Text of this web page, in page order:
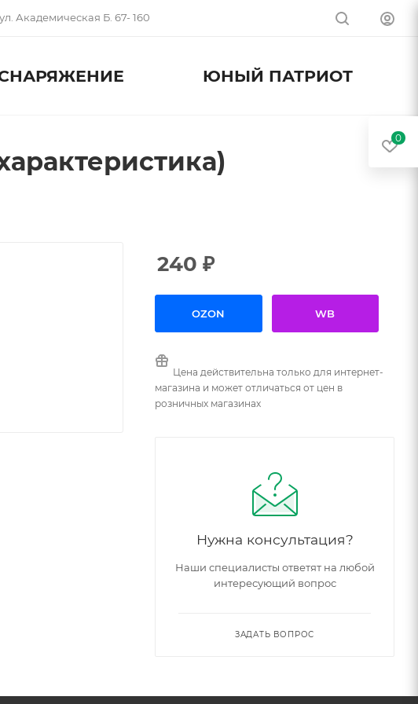
Академическая Б. 67- 160
ЮНЫЙ ПАТРИОТ
240 ₽
OZON WB
Цена действительна только для интернет-
магазина и может отличаться от цен в
розничных магазинах
Нужна консультация?
Наши специалисты ответят на любой
интересующий вопрос
ЗАДАТЬ ВОПРОС
0